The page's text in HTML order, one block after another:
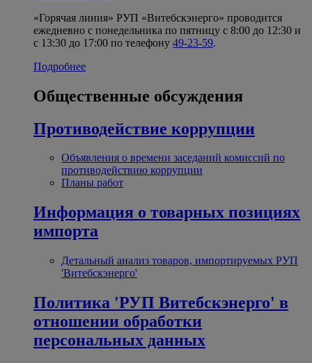
«Горячая линия» РУП «Витебскэнерго» проводится
ежедневно с понедельника по пятницу с 8:00 до 12:30 и
с 13:30 до 17:00 по телефону 49-23-59.
Подробнее
Общественные обсуждения
Противодействие коррупции
Объявления о времени заседаний комиссий по
противодействию коррупции
Планы работ
Информация о товарных позициях
импорта
Детальный анализ товаров, импортируемых РУП
'Витебскэнерго'
Политика 'РУП Витебскэнерго' в
отношении обработки
персональных данных